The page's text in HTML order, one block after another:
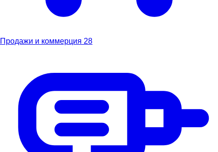
Продажи и коммерция 28